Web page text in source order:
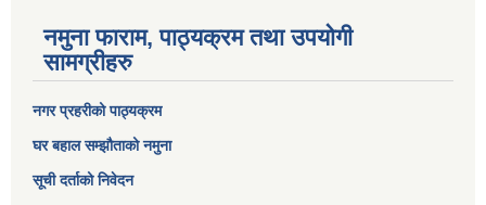
नमुना फाराम, पाठ्यक्रम तथा उपयोगी
सामग्रीहरु
नगर प्रहरीको पाठ्यक्रम
घर बहाल सम्झौताको नमुना
सूची दर्ताको निवेदन